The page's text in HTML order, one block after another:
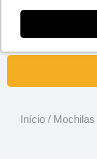
Início/ Mochilas